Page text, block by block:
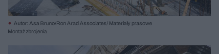
Autor: Asa Bruno/Ron Arad Associates/ Materiały prasowe
Montaż zbrojenia